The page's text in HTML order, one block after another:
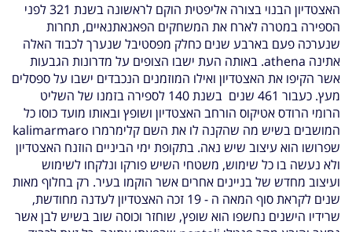
האצטדיון הבנוי בצורה אליפטית הוקם לראשונה בשנת 321 לפני
הספירה במטרה לארח את המשחקים הפאנאתנאיים, תחרות
שנערכה פעם בארבע שנים כחלק מפסטיבל שנערך לכבוד האלה
אתינה athena. באותה העת ישבו הצופים על מדרונות הגבעות
אשר הקיפו את האצטדיון ואילו המוזמנים הנכבדים ישבו על ספסלים
מעץ. כעבור 461 שנים בשנת 140 לספירה בזמנו של השליט
הרומי הרודסאטיקוס הורחב האצטדיון ושופץ ובאותו מועד כוסו כל
המושבים בשיש מה שהקנה לו את השם קלימרמרו kalimarmaro
שפרושו הוא עיצוב שיש נאה. בתקופת ימי הביניים הוזנח האצטדיון
ולא נעשה בו כל שימוש, משטחי השיש פורקו ונלקחו לשימוש
ועיצוב מחדש שלבניינים אחרים אשר הוקמו בעיר. רק בחלוף מאות
שנים לקראת סוף המאה ה - 19 זכה האצטדיון לעדנה מחודשת,
שרידיו הישנים נחשפו הוא שופץ, שוחזר וכוסה שוב בשיש לבן אשר